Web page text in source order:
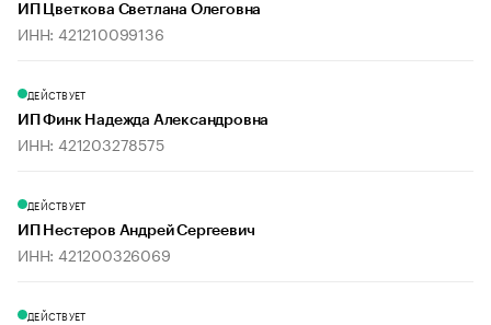
ИП Цветкова Светлана Олеговна
ИНН: 421210099136
ДЕЙСТВУЕТ
ИП Финк Надежда Александровна
ИНН: 421203278575
ДЕЙСТВУЕТ
ИП Нестеров Андрей Сергеевич
ИНН: 421200326069
ДЕЙСТВУЕТ